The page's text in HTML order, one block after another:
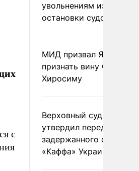
с
увольнениям из-за
остановки судоходства
МИД призвал Японию
признать вину США за
Хиросиму
Верховный суд Швеции
утвердил передачу
задержанного
«Каффа» Украине